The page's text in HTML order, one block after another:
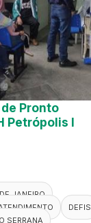
Pronto
Petrópolis I
JANEIRO
DEFIS
SERRANA